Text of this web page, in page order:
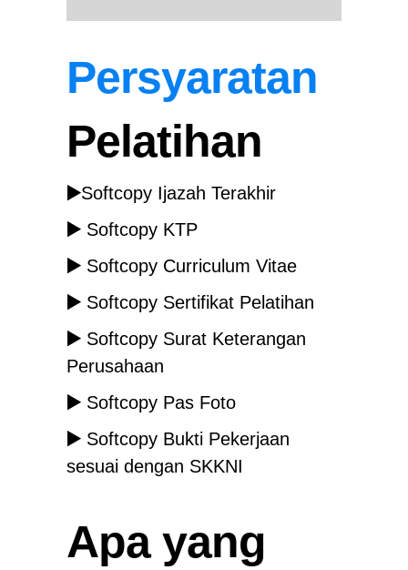
Persyaratan
Pelatihan
▶️Softcopy Ijazah Terakhir
▶️ Softcopy KTP
▶️ Softcopy Curriculum Vitae
▶️ Softcopy Sertifikat Pelatihan
▶️ Softcopy Surat Keterangan
Perusahaan
▶️ Softcopy Pas Foto
▶️ Softcopy Bukti Pekerjaan
sesuai dengan SKKNI
Apa yang